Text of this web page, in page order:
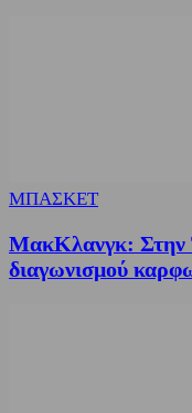
ΜΠΑΣΚΕΤ
ΜακΚλανγκ: Στην
διαγωνισμού